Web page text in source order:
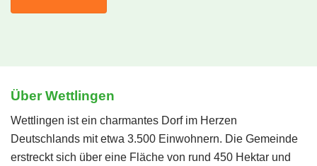
Über Wettlingen
Wettlingen ist ein charmantes Dorf im Herzen
Deutschlands mit etwa 3.500 Einwohnern. Die Gemeinde
erstreckt sich über eine Fläche von rund 450 Hektar und